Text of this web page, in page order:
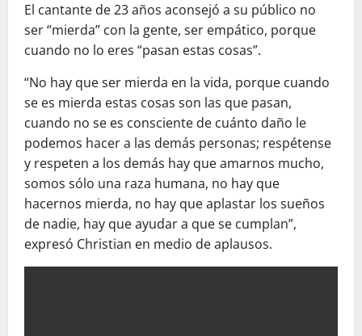
El cantante de 23 años aconsejó a su público no
ser “mierda” con la gente, ser empático, porque
cuando no lo eres “pasan estas cosas”.
“No hay que ser mierda en la vida, porque cuando
se es mierda estas cosas son las que pasan,
cuando no se es consciente de cuánto daño le
podemos hacer a las demás personas; respétense
y respeten a los demás hay que amarnos mucho,
somos sólo una raza humana, no hay que
hacernos mierda, no hay que aplastar los sueños
de nadie, hay que ayudar a que se cumplan”,
expresó Christian en medio de aplausos.